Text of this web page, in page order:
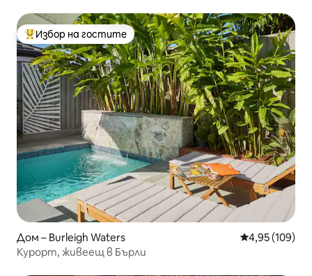
Най-популярен избор на гостите
Избор на гостите
Дом – Burleigh Waters Средна
4,95 (109)
Курорт, живеещ в Бърли